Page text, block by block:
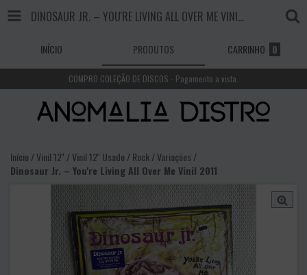
DINOSAUR JR. – YOU'RE LIVING ALL OVER ME VINIL 2011
INÍCIO PRODUTOS CARRINHO 0
COMPRO COLEÇÃO DE DISCOS - Pagamento a vista.
Início /Vinil 12'' /Vinil 12'' Usado /Rock / Variações /
Dinosaur Jr. – You're Living All Over Me Vinil 2011